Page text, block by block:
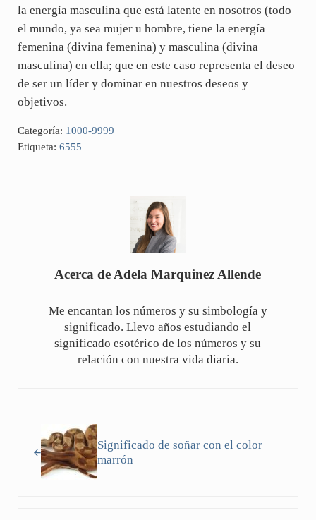
la energía masculina que está latente en nosotros (todo
el mundo, ya sea mujer u hombre, tiene la energía
femenina (divina femenina) y masculina (divina
masculina) en ella; que en este caso representa el deseo
de ser un líder y dominar en nuestros deseos y
objetivos.
Categoría: 1000-9999
Etiqueta: 6555
Acerca deAdela Marquinez Allende
Me encantan los números y su simbología y
significado. Llevo años estudiando el
significado esotérico de los números y su
relación con nuestra vida diaria.
Significado de soñar con el color
marrón